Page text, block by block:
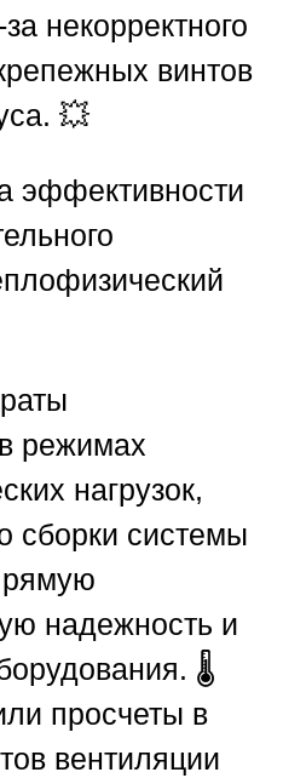
некорректного
винтов
💥
эффективности
режимах
нагрузок,
сборки системы
надежность и
🌡️
просчеты в
вентиляции